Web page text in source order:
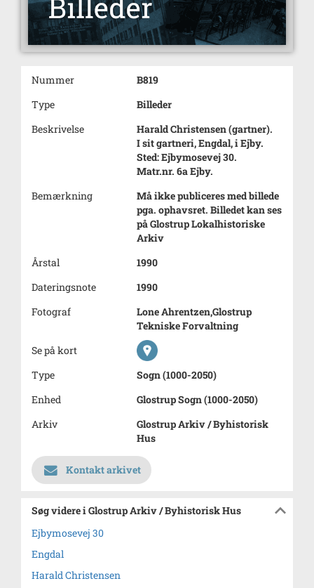
Nummer
B819
Type
Billeder
Beskrivelse
Harald Christensen (gartner).
I sit gartneri, Engdal, i Ejby.
Sted: Ejbymosevej 30.
Matr.nr. 6a Ejby.
Bemærkning
Må ikke publiceres med billede
pga. ophavsret. Billedet kan ses
på Glostrup Lokalhistoriske
Arkiv
Årstal
1990
Dateringsnote
1990
Fotograf
Lone Ahrentzen,Glostrup
Tekniske Forvaltning
Se på kort
Type
Sogn (1000-2050)
Enhed
Glostrup Sogn (1000-2050)
Arkiv
Glostrup Arkiv / Byhistorisk
Hus
Kontakt arkivet
Søg videre i Glostrup Arkiv / Byhistorisk Hus
Ejbymosevej 30
Engdal
Harald Christensen